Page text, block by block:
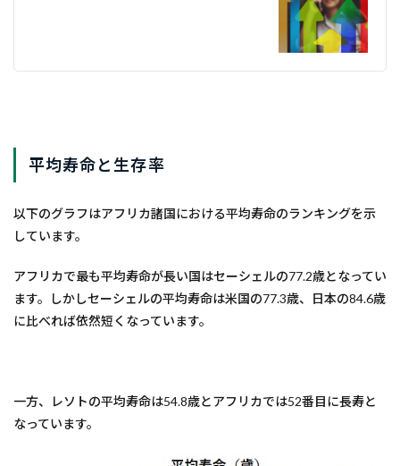
平均寿命と生存率
以下のグラフはアフリカ諸国における平均寿命のランキングを示
しています。
アフリカで最も平均寿命が長い国はセーシェルの77.2歳となってい
ます。しかしセーシェルの平均寿命は米国の77.3歳、日本の84.6歳
に比べれば依然短くなっています。
一方、レソトの平均寿命は54.8歳とアフリカでは52番目に長寿と
なっています。